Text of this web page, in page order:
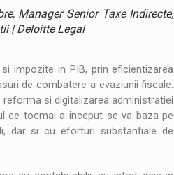
Manager Senior Taxe Indirecte,
| Deloitte Legal
impozite in PIB, prin eficientizarea
de combatere a evaziunii fiscale.
si digitalizarea administratiei
ce tocmai a inceput se va baza pe
dar si cu eforturi substantiale de